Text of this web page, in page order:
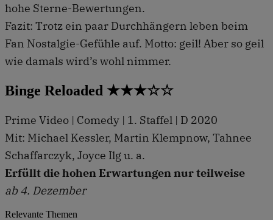
hohe Sterne-Bewertungen.
Fazit: Trotz ein paar Durchhängern leben beim
Fan Nostalgie-Gefühle auf. Motto: geil! Aber so geil
wie damals wird’s wohl nimmer.
Binge Reloaded ★★★☆☆
Prime Video | Comedy | 1. Staffel | D 2020
Mit: Michael Kessler, Martin Klempnow, Tahnee
Schaffarczyk, Joyce Ilg u. a.
Erfüllt die hohen Erwartungen nur teilweise
ab 4. Dezember
Relevante Themen